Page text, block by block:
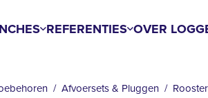
REFERENTIES OVER
Afvoersets & Pluggen